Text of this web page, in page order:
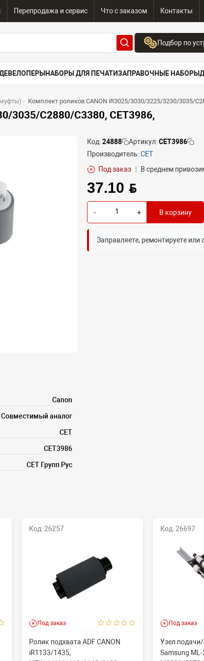
Перепродажа и сервис Что с заказом Контакты
Подбор по
Выберите бренд
НАБОРЫ ДЛЯ ПЕЧАТИЗАПРАВОЧНЫЕ НАБОРЫ
- Комплект роликов CANON iR3025/3030/3225/3230/3035/
3035/C2880/C3380, CET3986,
Canon
Совместимый аналог
CET
CET3986
СЕТ Групп Рус
Код:24888 Артикул:CET3986
Производитель:CET
Под заказ
В среднем
37.10 BYN
- + В корзину
Заправляете, ремонтируете или
Код: 26257
Под заказ
Ролик подхвата ADF CANON
iR1133/1435,
Код: 26697
Под заказ
Узел
Samsung